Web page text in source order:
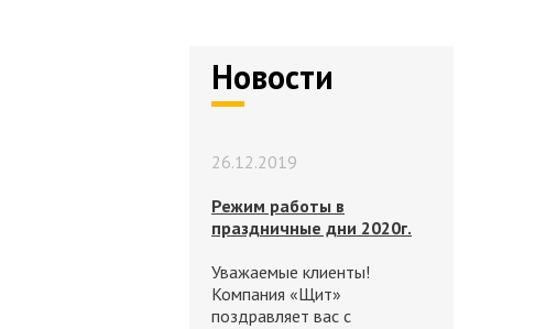
Новости
26.12.2019
Режим работы в
праздничные дни 2020г.
Уважаемые клиенты!
Компания «Щит»
поздравляет вас с